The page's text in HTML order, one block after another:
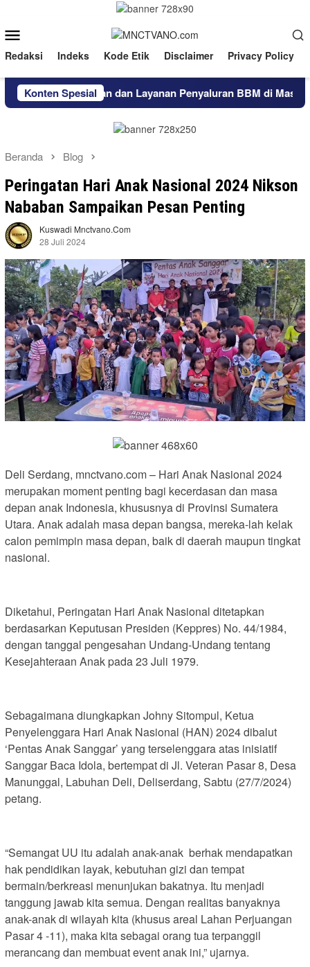
konten
Mobile
Redaksi Indeks Kode Etik Disclaimer Privacy Policy
Konten Spesialdan Layanan Penyaluran BBM di Masohi
Beranda Blog
Peringatan Hari Anak Nasional 2024 Nikson
Nababan Sampaikan Pesan Penting
Kuswadi Mnctvano.com
28 Juli 2024
Deli Serdang, mnctvano.com – Hari Anak Nasional 2024
merupakan moment penting bagi kecerdasan dan masa
depan anak Indonesia, khususnya di Provinsi Sumatera
Utara. Anak adalah masa depan bangsa, mereka-lah kelak
calon pemimpin masa depan, baik di daerah maupun tingkat
nasional.
Diketahui, Peringatan Hari Anak Nasional ditetapkan
berdasarkan Keputusan Presiden (Keppres) No. 44/1984,
dengan tanggal pengesahan Undang-Undang tentang
Kesejahteraan Anak pada 23 Juli 1979.
Sebagaimana diungkapkan Johny Sitompul, Ketua
Penyelenggara Hari Anak Nasional (HAN) 2024 dibalut
‘Pentas Anak Sanggar’ yang terselenggara atas inisiatif
Sanggar Baca Idola, bertempat di Jl. Veteran Pasar 8, Desa
Manunggal, Labuhan Deli, Deliserdang, Sabtu (27/7/2024)
petang.
“Semangat UU itu adalah anak-anak berhak mendapatkan
hak pendidikan layak, kebutuhan gizi dan tempat
bermain/berkreasi menunjukan bakatnya. Itu menjadi
tanggung jawab kita semua. Dengan realitas banyaknya
anak-anak di wilayah kita (khusus areal Lahan Perjuangan
Pasar 4 -11), maka kita sebagai orang tua terpanggil
merancang dan membuat event anak ini,” ujarnya.